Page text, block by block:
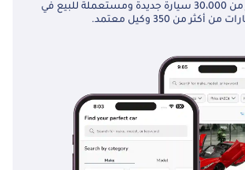
استكشف أكثر من 30،000 سيارة جديدة ومستعملة للبيع في
من أكثر من 350 وكيل معتمد.